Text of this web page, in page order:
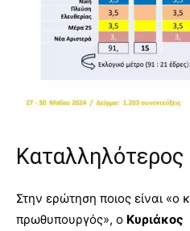
Στην ερώτηση ποιος είναι «ο
πρωθυπουργός», ο Κυριάκος